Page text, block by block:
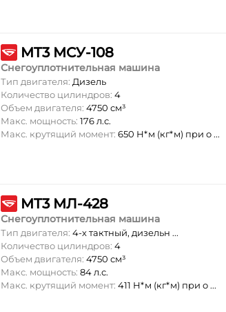
MT3 МСУ-108
Снегоуплотнительная машина
Тип двигателя: Дизель
Количество цилиндров: 4
Объем двигателя: 4750 см³
Макс. мощность: 176 л.с.
Макс. крутящий момент: 650 Н*м (кг*м) при о ...
MT3 МЛ-428
Снегоуплотнительная машина
Тип двигателя: 4-х тактный, дизельн ...
Количество цилиндров: 4
Объем двигателя: 4750 см³
Макс. мощность: 84 л.с.
Макс. крутящий момент: 411 Н*м (кг*м) при о ...